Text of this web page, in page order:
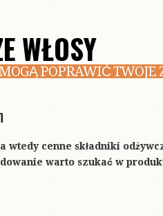
WŁOSY
POPRAWIĆ
cenne składniki
warto szukać w